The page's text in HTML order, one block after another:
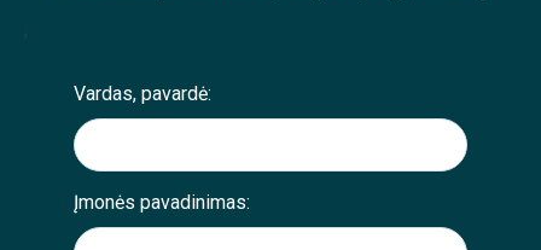
;
Vardas, pavardė:
Įmonės pavadinimas: